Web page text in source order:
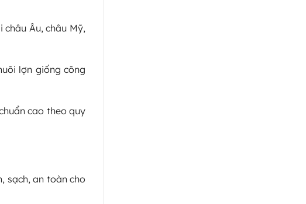
Âu, châu Mỹ,
lợn giống công
cao theo quy
sạch, an toàn cho